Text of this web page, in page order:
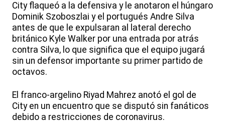
City flaqueó a la defensiva y le anotaron el húngaro
Dominik Szoboszlai y el portugués Andre Silva
antes de que le expulsaran al lateral derecho
británico Kyle Walker por una entrada por atrás
contra Silva, lo que significa que el equipo jugará
sin un defensor importante su primer partido de
octavos.
El franco-argelino Riyad Mahrez anotó el gol de
City en un encuentro que se disputó sin fanáticos
debido a restricciones de coronavirus.